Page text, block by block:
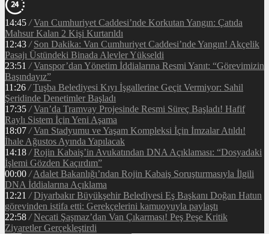
14:45 / Van Cumhuriyet Caddesi’nde Korkutan Yangın: Çatıda
Mahsur Kalan 2 Kişi Kurtarıldı
12:43 / Son Dakika: Van Cumhuriyet Caddesi’nde Yangın! Akçelik
Pasajı Üstündeki Binada Alevler Yükseldi
23:51 / Vanspor’dan Yönetim İddialarına Resmi Yanıt: “Görevimizin
Başındayız”
11:26 / Tuşba Belediyesi Kıyı İşgallerine Geçit Vermiyor: Sahil
Şeridinde Denetimler Başladı
17:35 / Van’da Tramvay Projesinde Resmi Süreç Başladı! Hafif
Raylı Sistem İçin Yeni Aşama
18:07 / Van Stadyumu ve Yaşam Kompleksi İçin İmzalar Atıldı!
İhale Ağustos Ayında Yapılacak
14:18 / Rojin Kabaiş’in Avukatından DNA Açıklaması: “Dosyadaki
İşlemi Gözden Kaçırdım”
00:00 / Adalet Bakanlığı’ndan Rojin Kabaiş Soruşturmasıyla İlgili
DNA İddialarına Açıklama
12:21 / Diyarbakır Büyükşehir Belediyesi Eş Başkanı Doğan Hatun
görevinden istifa etti: Gerekçelerini kamuoyuyla paylaştı
22:58 / Necati Şaşmaz’dan Van Çıkarması! Peş Peşe Kritik
Ziyaretler Gerçekleştirdi